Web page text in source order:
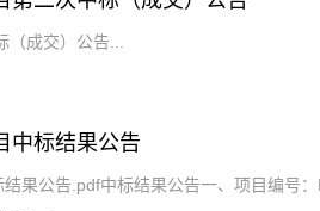
成交）公告...
中标结果公告
果公告.pdf中标结果公告一、项目编号